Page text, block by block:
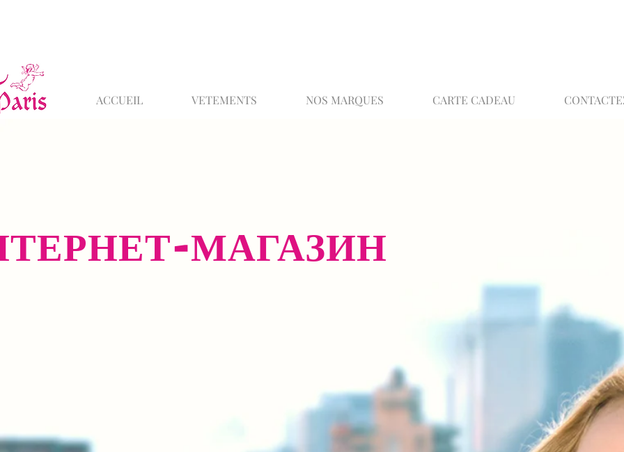
ACCUEIL VETEMENTS NOS MARQUES CARTE CADEAU
МАГАЗИН